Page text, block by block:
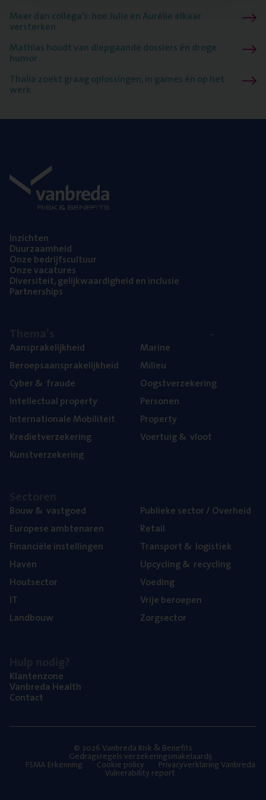
Meer dan collega’s: hoe Julie en Aurélie elkaar
versterken
Mathias houdt van diepgaande dossiers én droge
humor
Thalia zoekt graag oplossingen, in games én op het
werk
Inzich­ten
Duur­zaam­heid
Onze bedrijfs­cul­tuur
Onze vaca­tu­res
Diver­si­teit, gelijk­waar­dig­heid en inclusie
Part­ner­ships
Aan­spra­ke­lijk­heid
Beroeps­aan­spra­ke­lijk­heid
Cyber& fraude
Intel­lec­tu­al property
Inter­na­ti­o­na­le Mobiliteit
Kre­diet­ver­ze­ke­ring
Kunst­ver­ze­ke­ring
Mari­ne
Mili­eu
Oogst­ver­ze­ke­ring
Per­so­nen
Pro­per­ty
Voer­tuig& vloot
Bouw& vastgoed
Euro­pe­se ambtenaren
Finan­ci­ë­le instellingen
Haven
Hout­sec­tor
IT
Land­bouw
Publie­ke sec­tor / Overheid
Retail
Trans­port& logistiek
Upcy­cling& recycling
Voe­ding
Vrije beroe­pen
Zorg­sec­tor
Klan­ten­zo­ne
Van­b­re­da Health
Con­tact
© 2026 Vanbreda Risk & Benefits
Gedragsregels verzekeringsmakelaardij
FSMA Erkenning Cookie policy Privacyverklaring Vanbreda
Vulnerability report